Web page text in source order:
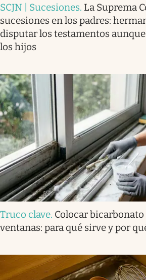
SCJN | Sucesiones. La Suprema
sucesiones en los padres:
disputar los testamentos
los hijos
Truco clave. Colocar bicarbonato
ventanas: para qué sirve y por